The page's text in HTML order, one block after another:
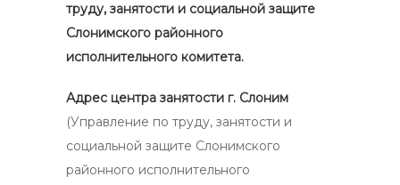
труду, занятости и социальной защите
Слонимского районного
исполнительного комитета.
Адрес центра занятости г. Слоним
(Управление по труду, занятости и
социальной защите Слонимского
районного исполнительного